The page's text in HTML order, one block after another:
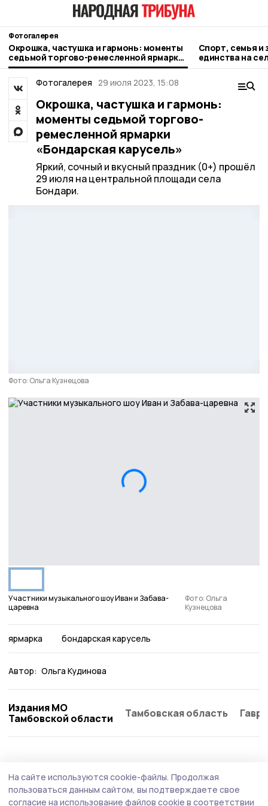
Фотогалерея
Окрошка, частушка и гармонь: моменты
седьмой торгово-ремесленной ярмарки
«Бондарская карусель»
Спорт, семья и
единства на
Фотогалерея 29 июля 2023, 15:08
Окрошка, частушка и гармонь:
моменты седьмой торгово-
ремесленной ярмарки
«Бондарская карусель»
Яркий, сочный и вкусный праздник (0+) прошёл
29 июля на центральной площади села
Бондари.
Фото: Ольга Кузнецова
Участники музыкального шоу Иван и Забава-
царевна
Фото: Ольга
Кузнецова
ярмарка бондарская карусель
Автор: Ольга Кудинова
Издания МО
Тамбовской области
Тамбовская область
На сайте используются cookie-файлы. Продолжая
пользоваться данным сайтом, вы подтверждаете свое
согласие на использование файлов cookie в соответствии